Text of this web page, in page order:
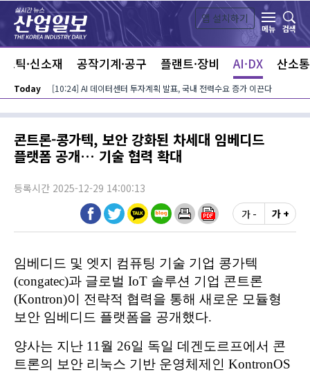
본문 바로가기
앱 설치하기
메뉴
검색
틱·신소재 공작기계·공구 플랜트·장비 AI·DX 산소통
Today [10:24] AI 데이터센터 투자계획 발표, 국내 전력수요 증가 이끈다
콘트론-콩가텍, 보안 강화된 차세대 임베디드
플랫폼 공개… 기술 협력 확대
등록시간 2025-12-29 14:00:13
가 -
가 +